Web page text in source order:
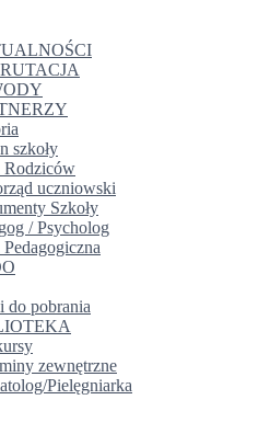
szkoły
Rodziców
uczniowski
Szkoły
/ Psycholog
Pedagogiczna
do pobrania
zewnętrzne
Pielęgniarka